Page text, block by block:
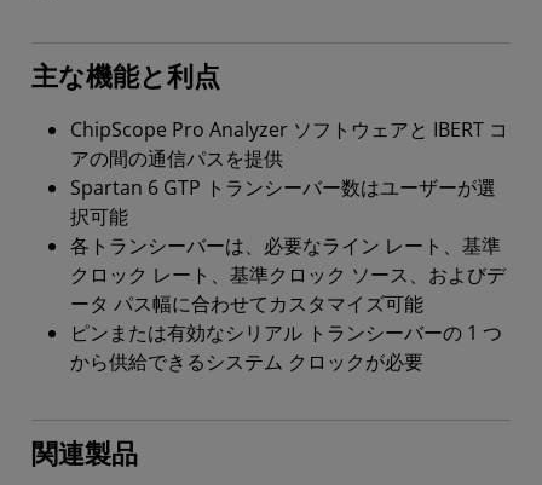
主な機能と利点
ChipScope Pro Analyzer ソフトウェアと IBERT コ
アの間の通信パスを提供
Spartan 6 GTP トランシーバー数はユーザーが選
択可能
各トランシーバーは、必要なライン レート、基準
クロック レート、基準クロック ソース、およびデ
ータ パス幅に合わせてカスタマイズ可能
ピンまたは有効なシリアル トランシーバーの 1 つ
から供給できるシステム クロックが必要
関連製品